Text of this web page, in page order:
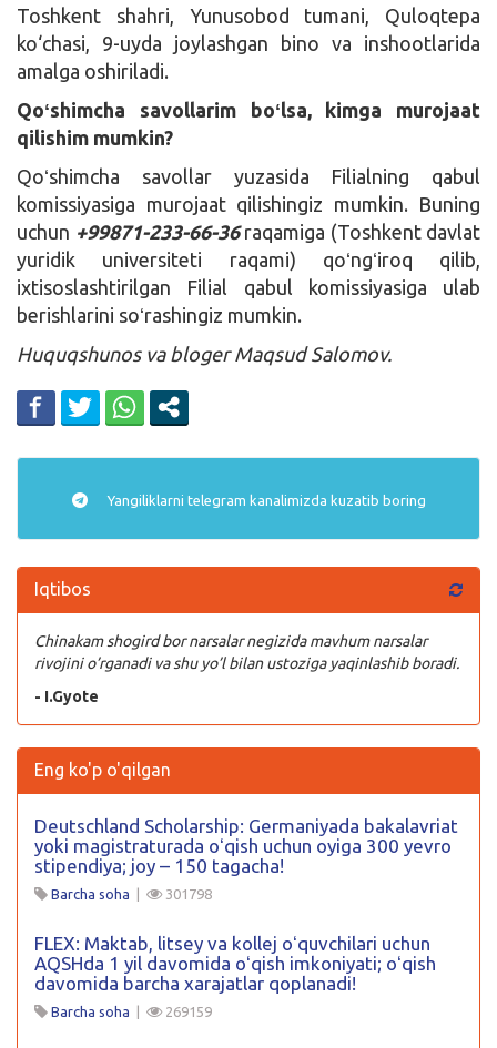
Toshkent shahri, Yunusobod tumani, Quloqtepa
ko‘chasi, 9-uyda joylashgan bino va inshootlarida
amalga oshiriladi.
Qoʻshimcha savollarim boʻlsa, kimga murojaat
qilishim mumkin?
Qoʻshimcha savollar yuzasida Filialning qabul
komissiyasiga murojaat qilishingiz mumkin. Buning
uchun +99871-233-66-36raqamiga (Toshkent davlat
yuridik universiteti raqami) qoʻngʻiroq qilib,
ixtisoslashtirilgan Filial qabul komissiyasiga ulab
berishlarini soʻrashingiz mumkin.
Huquqshunos va bloger Maqsud Salomov.
Yangiliklarni telegram kanalimizda kuzatib boring
Iqtibos
Chinakam shogird bor narsalar negizida mavhum narsalar
rivojini o’rganadi va shu yo’l bilan ustoziga yaqinlashib boradi.
- I.Gyote
Eng ko'p o'qilgan
Deutschland Scholarship: Germaniyada bakalavriat
yoki magistraturada oʻqish uchun oyiga 300 yevro
stipendiya; joy – 150 tagacha!
Barcha soha | 301798
FLEX: Maktab, litsey va kollej oʻquvchilari uchun
AQSHda 1 yil davomida oʻqish imkoniyati; oʻqish
davomida barcha xarajatlar qoplanadi!
Barcha soha | 269159